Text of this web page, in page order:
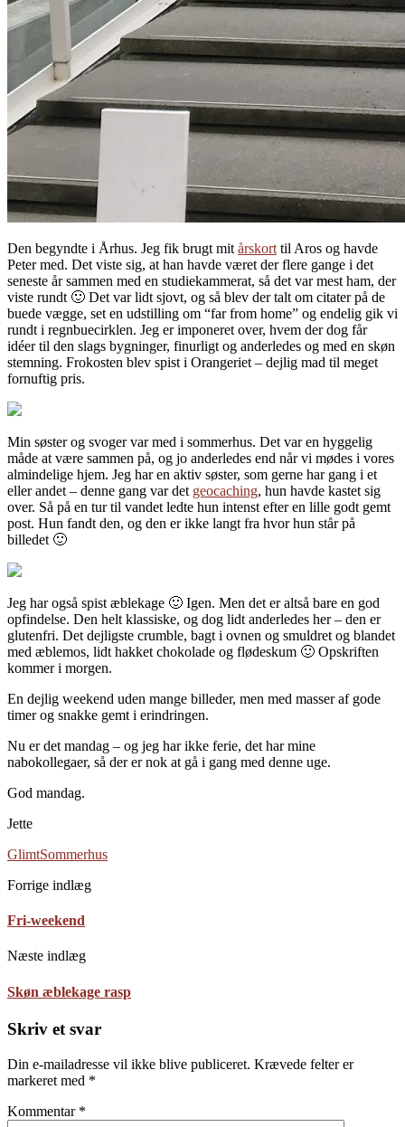
Den begyndte i Århus. Jeg fik brugt mit årskort til Aros og havde
Peter med. Det viste sig, at han havde været der flere gange i det
seneste år sammen med en studiekammerat, så det var mest ham, der
viste rundt 🙂 Det var lidt sjovt, og så blev der talt om citater på de
buede vægge, set en udstilling om “far from home” og endelig gik vi
rundt i regnbuecirklen. Jeg er imponeret over, hvem der dog får
idéer til den slags bygninger, finurligt og anderledes og med en skøn
stemning. Frokosten blev spist i Orangeriet – dejlig mad til meget
fornuftig pris.
Min søster og svoger var med i sommerhus. Det var en hyggelig
måde at være sammen på, og jo anderledes end når vi mødes i vores
almindelige hjem. Jeg har en aktiv søster, som gerne har gang i et
eller andet – denne gang var det geocaching, hun havde kastet sig
over. Så på en tur til vandet ledte hun intenst efter en lille godt gemt
post. Hun fandt den, og den er ikke langt fra hvor hun står på
billedet 🙂
Jeg har også spist æblekage 🙂 Igen. Men det er altså bare en god
opfindelse. Den helt klassiske, og dog lidt anderledes her – den er
glutenfri. Det dejligste crumble, bagt i ovnen og smuldret og blandet
med æblemos, lidt hakket chokolade og flødeskum 🙂 Opskriften
kommer i morgen.
En dejlig weekend uden mange billeder, men med masser af gode
timer og snakke gemt i erindringen.
Nu er det mandag – og jeg har ikke ferie, det har mine
nabokollegaer, så der er nok at gå i gang med denne uge.
God mandag.
Jette
GlimtSommerhus
Forrige indlæg
Fri-weekend
Næste indlæg
Skøn æblekage rasp
Skriv et svar
Din e-mailadresse vil ikke blive publiceret. Krævede felter er
markeret med *
Kommentar *